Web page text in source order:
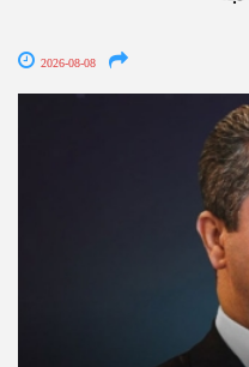
2026-08-08